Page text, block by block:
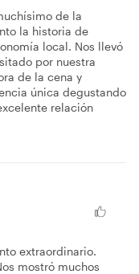
de la
la historia de
local. Nos llevó
por nuestra
de la cena y
única degustando
relación
extraordinario.
mostró muchos